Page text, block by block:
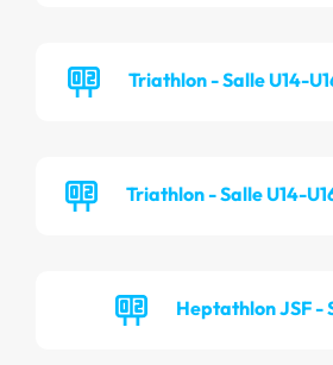
Triathlon - Salle U14-
Triathlon - Salle U14-
Heptathlon JSF -